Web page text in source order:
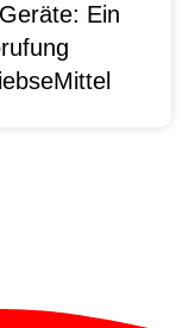
Ein